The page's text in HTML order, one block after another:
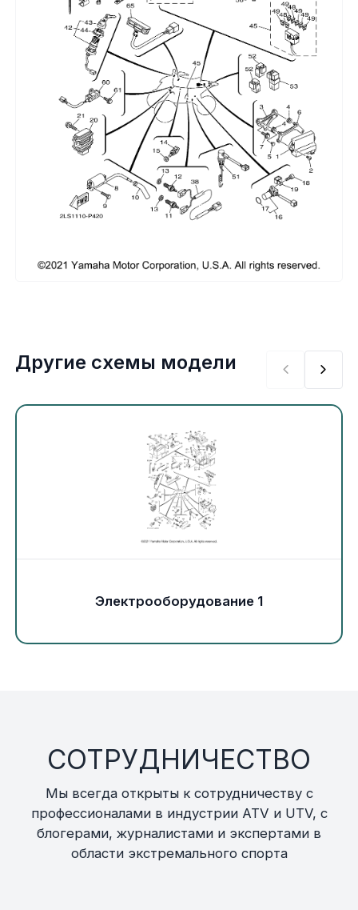
Топливная система
Тормозная система
Трансмиссия
Управление
Хранение и перевозка
Шины, диски, гусеницы
Экипировка и одежда
Электрика
Другое
Движители (гребные винты)
Швартовное оборудование
Другие схемы модели
Электрооборудование 1
СОТРУДНИЧЕСТВО
Мы всегда открыты к сотрудничеству с
профессионалами в индустрии ATV и UTV, с
блогерами, журналистами и экспертами в
области экстремального спорта